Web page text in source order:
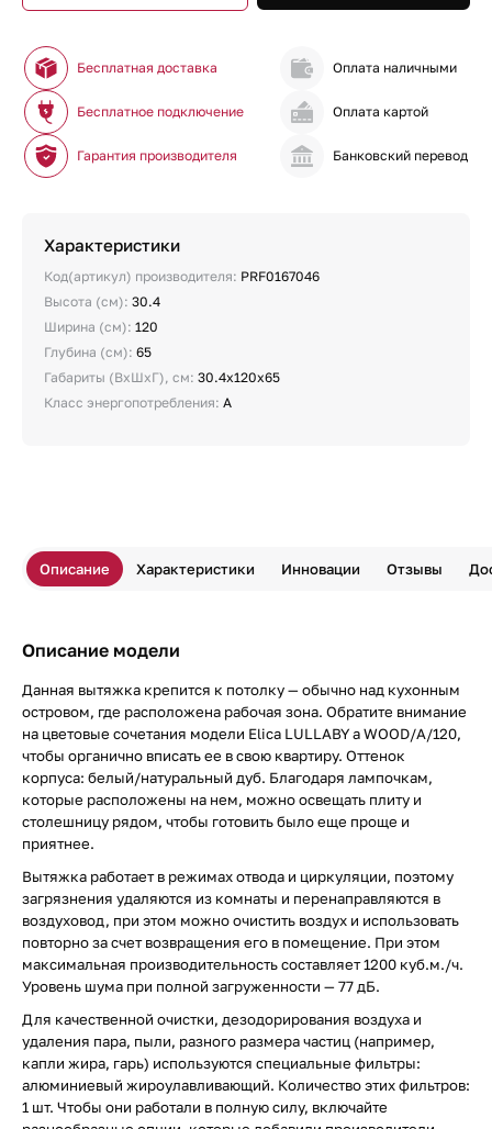
Бесплатная доставка
Бесплатное подключение
Гарантия производителя
Оплата наличными
Оплата картой
Банковский перевод
Характеристики
Код(артикул) производителя: PRF0167046
Высота (см): 30.4
Ширина (см): 120
Глубина (см): 65
Габариты (ВхШхГ), см: 30.4х120х65
Класс энергопотребления: A
Описание Характеристики Инновации Отзывы
Описание модели
Данная вытяжка крепится к потолку — обычно над кухонным
островом, где расположена рабочая зона. Обратите внимание
на цветовые сочетания модели Elica LULLABY a WOOD/A/120,
чтобы органично вписать ее в свою квартиру. Оттенок
корпуса: белый/натуральный дуб. Благодаря лампочкам,
которые расположены на нем, можно освещать плиту и
столешницу рядом, чтобы готовить было еще проще и
приятнее.
Вытяжка работает в режимах отвода и циркуляции, поэтому
загрязнения удаляются из комнаты и перенаправляются в
воздуховод, при этом можно очистить воздух и использовать
повторно за счет возвращения его в помещение. При этом
максимальная производительность составляет 1200 куб.м./ч.
Уровень шума при полной загруженности — 77 дБ.
Для качественной очистки, дезодорирования воздуха и
удаления пара, пыли, разного размера частиц (например,
капли жира, гарь) используются специальные фильтры:
алюминиевый жироулавливающий. Количество этих фильтров:
1 шт. Чтобы они работали в полную силу, включайте